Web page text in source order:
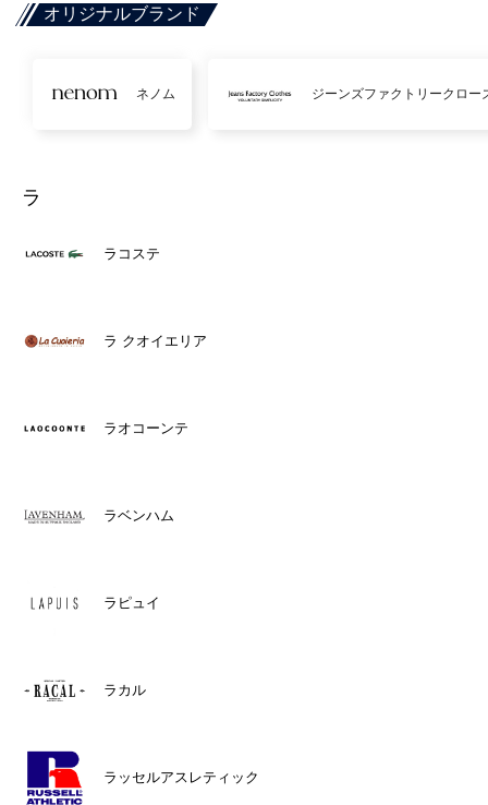
オリジナルブランド
ネノム ジーンズファクトリークロー
ラ
ラコステ
ラ クオイエリア
ラオコーンテ
ラベンハム
ラピュイ
ラカル
ラッセルアスレティック